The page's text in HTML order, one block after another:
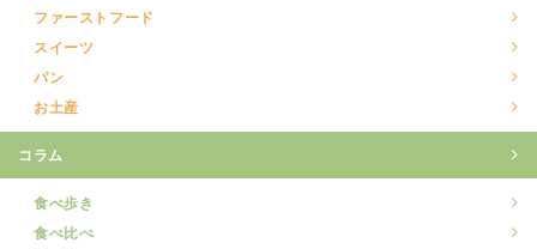
ファーストフード
スイーツ
パン
お土産
コラム
食べ歩き
食べ比べ